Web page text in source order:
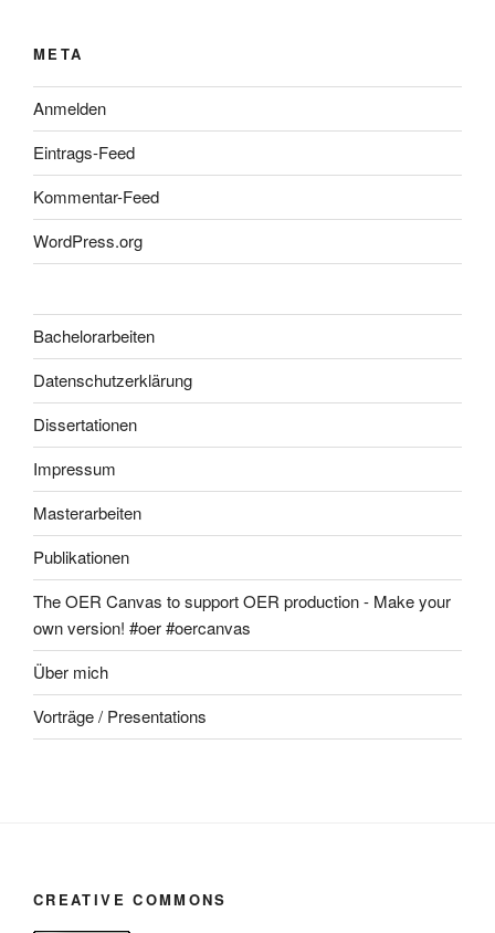
META
Anmelden
Eintrags-Feed
Kommentar-Feed
WordPress.org
Bachelorarbeiten
Datenschutzerklärung
Dissertationen
Impressum
Masterarbeiten
Publikationen
The OER Canvas to support OER production - Make your
own version! #oer #oercanvas
Über mich
Vorträge / Presentations
CREATIVE COMMONS